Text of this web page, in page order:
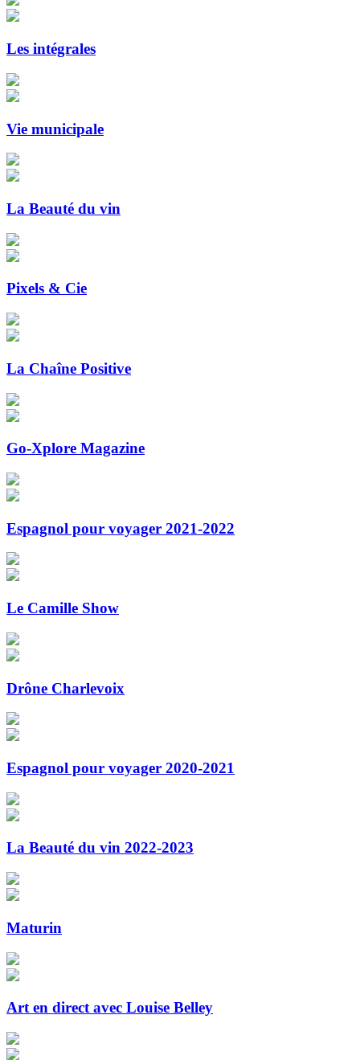
Les intégrales
Vie municipale
La Beauté du vin
Pixels & Cie
La Chaîne Positive
Go-Xplore Magazine
Espagnol pour voyager 2021-2022
Le Camille Show
Drône Charlevoix
Espagnol pour voyager 2020-2021
La Beauté du vin 2022-2023
Maturin
Art en direct avec Louise Belley